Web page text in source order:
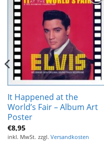
Wunschliste
hinzufügen
It Happened at the
World’s Fair – Album Art
Poster
€8,95
inkl. MwSt. zzgl. Versandkosten